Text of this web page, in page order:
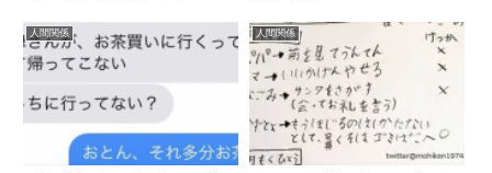
人間関係 人間関係